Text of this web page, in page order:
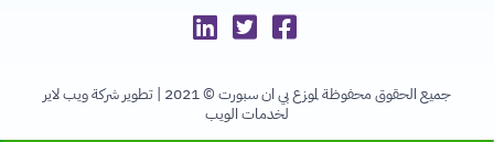
جميع الحقوق محفوظة لموزع بي ان سبورت © 2021 |
تطوير شركة ويب لاير
لخدمات الويب